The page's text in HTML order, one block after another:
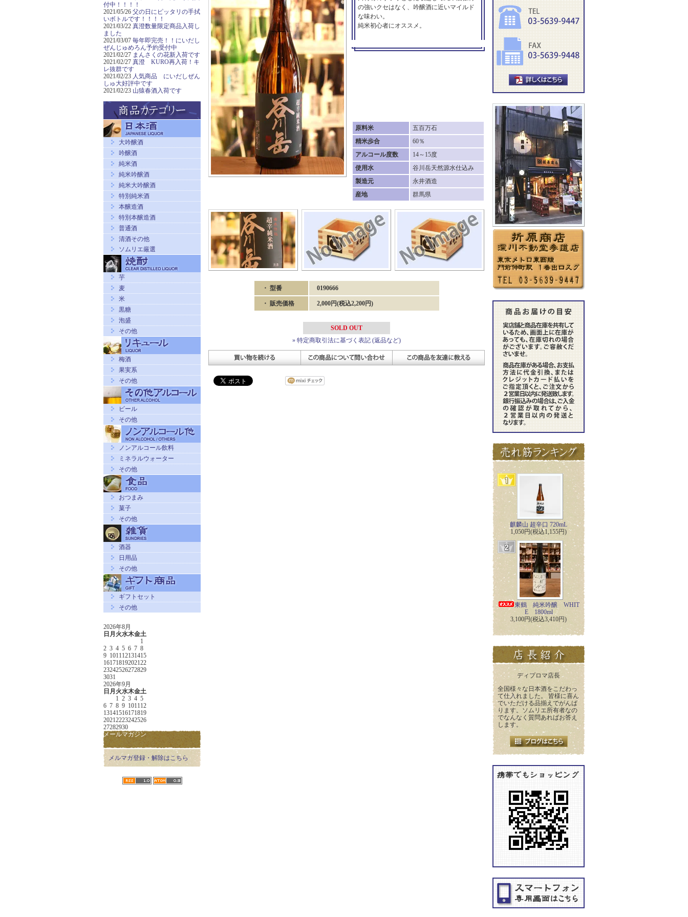
付中！！！！
2021/05/26 父の日にピッタリの手拭
いボトルです！！！！
2021/03/22 真澄数量限定商品入荷し
ました
2021/03/07 毎年即完売！！にいだし
ぜんじゅめろん予約受付中
2021/02/27 まんさくの花新入荷です
2021/02/27 真澄 KURO再入荷！キ
レ抜群です
2021/02/23 人気商品 にいだしぜん
しゅ大好評中です
2021/02/23 山猿春酒入荷です
大吟醸酒
吟醸酒
純米酒
純米吟醸酒
純米大吟醸酒
特別純米酒
本醸造酒
特別本醸造酒
普通酒
清酒その他
ソムリエ厳選
芋
麦
米
黒糖
泡盛
その他
梅酒
果実系
その他
ビール
その他
ノンアルコール飲料
ミネラルウォーター
その他
おつまみ
菓子
その他
酒器
日用品
その他
ギフトセット
その他
2026年8月
日 月 火水木金土
1
2 3 4 5 6 7 8
9 101112131415
16171819202122
23242526272829
3031
2026年9月
日 月 火水木金土
1 2 3 4 5
6 7 8 9 101112
13141516171819
20212223242526
27282930
メールマガジン
メルマガ登録・解除はこちら
の強いクセはなく、吟醸酒に近いマイルド
な味わい。
純米初心者にオススメ。
原料米
五百万石
精米歩合
60％
アルコール度数
14～15度
使用水
谷川岳天然源水仕込み
製造元
永井酒造
産地
群馬県
・ 型番 0190666
・ 販売価格 2,000円(税込2,200円)
SOLD OUT
» 特定商取引法に基づく表記 (返品など)
麒麟山 超辛口 720mL
1,050円(税込1,155円)
東鶴 純米吟醸 WHIT
E 1800ml
3,100円(税込3,410円)
ディプロマ店長
全国様々な日本酒をこだわっ
て仕入れました。 皆様に喜ん
でいただける品揃えでがんば
ります。ソムリエ所有者なの
でなんなく質問あればお答え
します。